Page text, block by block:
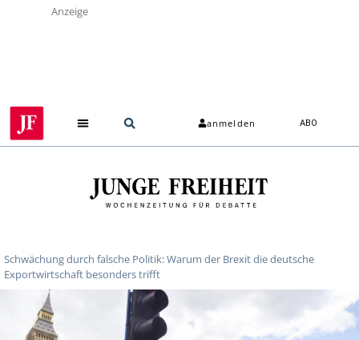
Anzeige
anmelden ABO
Schwächung durch falsche Politik: Warum der Brexit die deutsche
Exportwirtschaft besonders trifft